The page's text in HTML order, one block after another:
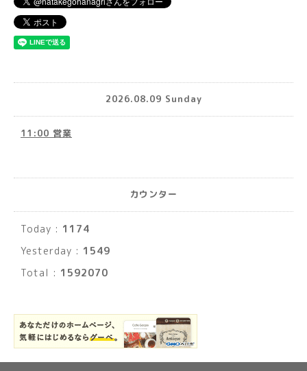
2026.08.09 Sunday
11:00 営業
カウンター
Today : 1174
Yesterday : 1549
Total : 1592070